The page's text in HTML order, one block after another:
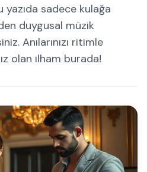
yazıda sadece kulağa
duygusal müzik
Anılarınızı ritimle
olan ilham burada!